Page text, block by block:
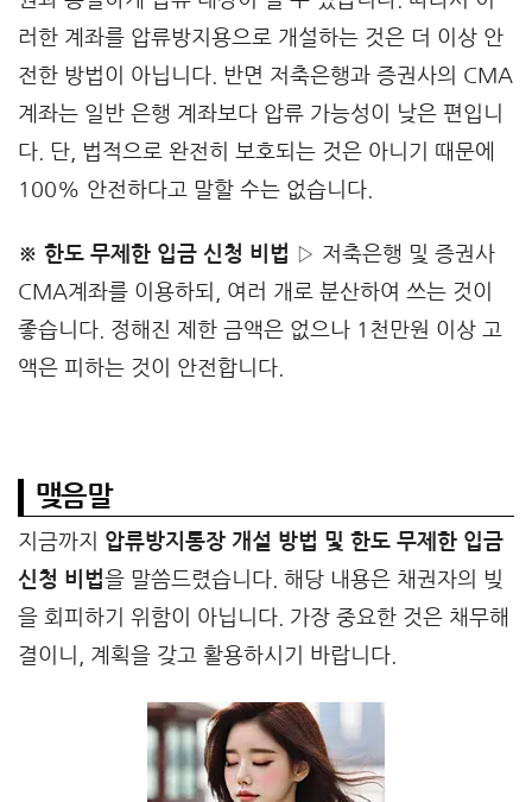
러한 계좌를 압류방지용으로 개설하는 것은 더 이상 안
전한 방법이 아닙니다. 반면 저축은행과 증권사의 CMA
계좌는 일반 은행 계좌보다 압류 가능성이 낮은 편입니
다. 단, 법적으로 완전히 보호되는 것은 아니기 때문에
100% 안전하다고 말할 수는 없습니다.
※ 한도 무제한 입금 신청 비법 ▷ 저축은행 및 증권사
CMA계좌를 이용하되, 여러 개로 분산하여 쓰는 것이
좋습니다. 정해진 제한 금액은 없으나 1천만원 이상 고
액은 피하는 것이 안전합니다.
맺음말
지금까지 압류방지통장 개설 방법 및 한도 무제한 입금
신청 비법을 말씀드렸습니다. 해당 내용은 채권자의 빚
을 회피하기 위함이 아닙니다. 가장 중요한 것은 채무해
결이니, 계획을 갖고 활용하시기 바랍니다.